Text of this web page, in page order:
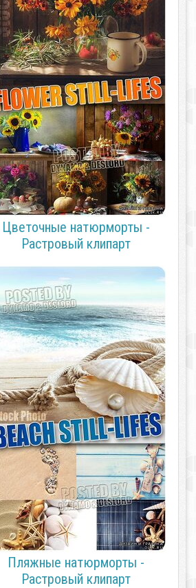
Цветочные натюрморты -
Растровый клипарт
Пляжные натюрморты -
Растровый клипарт